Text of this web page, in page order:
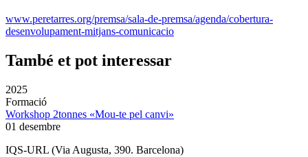
www.peretarres.org/premsa/sala-de-premsa/agenda/cobertura-
desenvolupament-mitjans-comunicacio
També et pot interessar
2025
Formació
Workshop 2tonnes «Mou-te pel canvi»
01 desembre
IQS-URL (Via Augusta, 390. Barcelona)